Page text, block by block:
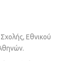
Εθνικού